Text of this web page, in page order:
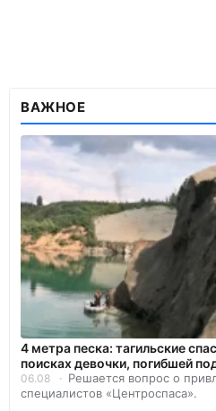
ВАЖНОЕ
4 метра песка: тагильские
поисках девочки, погибшей
06.08
Решается вопрос о
специалистов «Центроспаса».